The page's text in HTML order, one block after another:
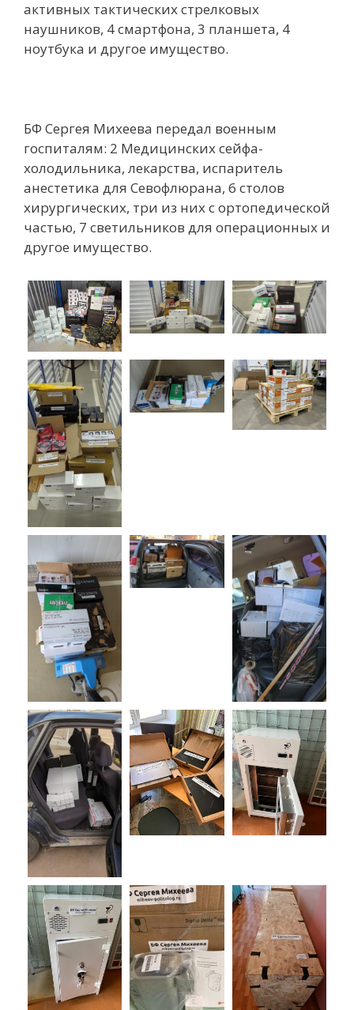
активных тактических стрелковых
наушников, 4 смартфона, 3 планшета, 4
ноутбука и другое имущество.
БФ Сергея Михеева передал военным
госпиталям: 2 Медицинских сейфа-
холодильника, лекарства, испаритель
анестетика для Севофлюрана, 6 столов
хирургических, три из них с ортопедической
частью, 7 светильников для операционных и
другое имущество.